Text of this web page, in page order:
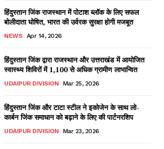
हिंदुस्तान जिंक राजस्थान में पोटाश ब्लॉक के लिए सफल
बोलीदाता घोषित, भारत की उर्वरक सुरक्षा होगी मजबूत
NEWS Apr 14, 2026
हिंदुस्तान जिंक द्वारा राजस्थान और उत्तराखंड में आयोजित
स्वास्थ्य शिविरों में 1,100 से अधिक ग्रामीण लाभान्वित
UDAIPUR DIVISION Mar 25, 2026
हिंदुस्तान जिंक और टाटा स्टील ने इकोजेन के साथ लो-
कार्बन जिंक समाधान को बढ़ाने के लिए की पार्टनरशिप
UDAIPUR DIVISION Mar 23, 2026